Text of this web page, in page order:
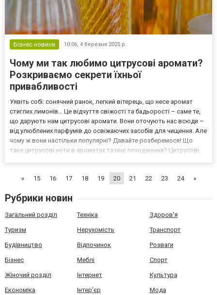
Бізнес новини 10:06, 4 березня 2025 р.
Чому ми так любимо цитрусові аромати?
Розкриваємо секрети їхньої
привабливості
Уявіть собі: сонячний ранок, легкий вітерець, що несе аромат
стиглих лимонів… Це відчуття свіжості та бадьорості – саме те,
що дарують нам цитрусові аромати. Вони оточують нас всюди –
від улюблених парфумів до освіжаючих засобів для чищення. Але
чому ж вони настільки популярні? Давайте розберемося! Що
таке цитрусові ноти в ароматах та їхнє походження? Цитрусові
«
15 16 17 18 19 20 21 22 23 24 »
Рубрики новин
Загальний розділ Техніка Здоров'я
Туризм Нерухомість Транспорт
Будівництво Відпочинок Розваги
Бізнес Меблі Спорт
Жіночий розділ Інтернет Культура
Економіка Інтер'єр Мода